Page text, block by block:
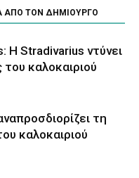
ΑΠΟ ΤΟΝ ΔΗΜΙΟΥΡΓΟ
Η Stradivarius ντύνει
του καλοκαιριού
τη
καλοκαιριού